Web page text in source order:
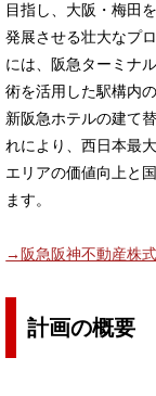
目指し、大阪・梅田
発展させる壮大なプ
には、阪急ターミナ
術を活用した駅構内
新阪急ホテルの建て
れにより、西日本最
エリアの価値向上と
ます。
→阪急阪神不動産株
計画の概要